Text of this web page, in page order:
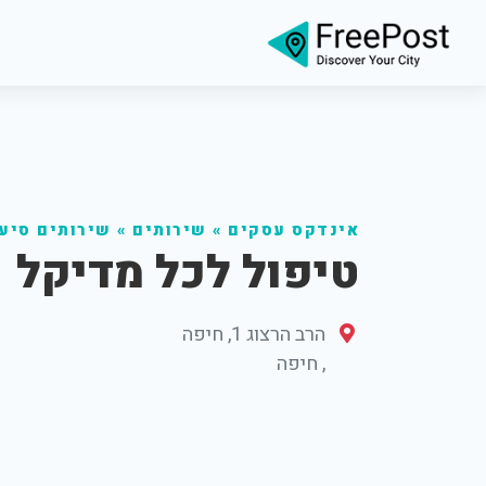
אינדקס עסקים » שירותים » שירותים
טיפול לכל מדיקל
הרב הרצוג 1, חיפה
,חיפה